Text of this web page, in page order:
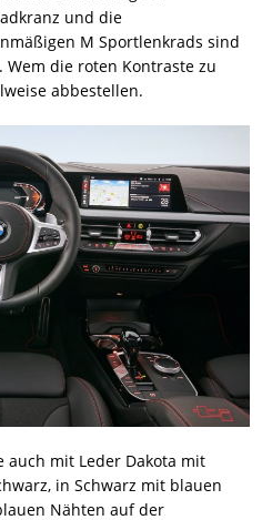
und die
M Sportlenkrads sind
die roten Kontraste zu
abbestellen.
mit Leder Dakota mit
in Schwarz mit blauen
Nähten auf der